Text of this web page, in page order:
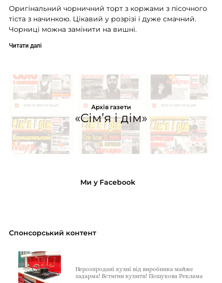
Оригінальний чорничний торт з коржами з пісочного
тіста з начинкою. Цікавий у розрізі і дуже смачний.
Чорниці можна замінити на вишні.
Читати далі
Архів газети
«Сім’я і дім»
Ми у Facebook
Спонсорський контент
Нерозпродані кухні від виробника майже
задарма! Встигни купити! Пошукова Реклама